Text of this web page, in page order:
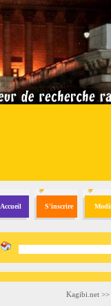
Accueil S'inscrire
Kagibi.net>>